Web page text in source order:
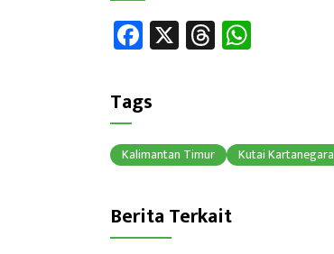
Fa
ce
b
o
ok
X T
hr
p
p
Tags
Kalimantan Timur Kutai Kartanegara
Berita Terkait